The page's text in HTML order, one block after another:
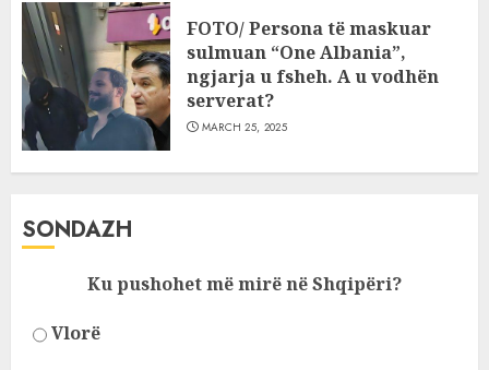
FOTO/ Persona të maskuar
sulmuan “One Albania”,
ngjarja u fsheh. A u vodhën
serverat?
MARCH 25, 2025
SONDAZH
Ku pushohet më mirë në Shqipëri?
Vlorë